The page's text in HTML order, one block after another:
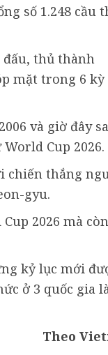
số 1.248 cầu
thủ thành
mặt trong 6 kỳ
và giờ đây
Cup 2026.
chiến thắng
gyu.
2026 mà còn
kỷ lục mới
ở 3 quốc gia
Theo